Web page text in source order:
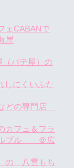
ェCABANで
岸
（パテ屋）の
しにくいふた
どの専門店
カフェ＆フラ
ブル」 ＠広
の 八雲もち